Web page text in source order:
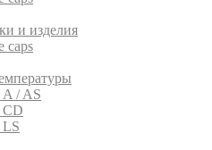
и изделия
caps
/ AS
CD